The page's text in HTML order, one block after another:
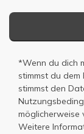
*Wenn du dich
stimmst du dem
stimmst den
möglicherweise
Weitere